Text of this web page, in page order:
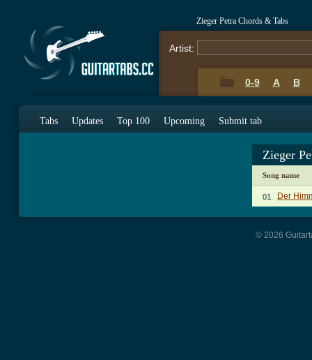
Zieger Petra Chords & Tabs
Artist:
0-9 A B
Tabs Updates Top 100 Upcoming Submit tab
Zieger
Song name
01. Der
© 2026